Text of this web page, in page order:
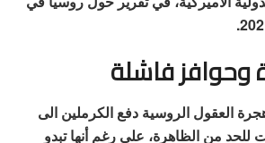
وحوافز فاشلة
العقول الروسية دفع الكرملين الى
للحد من الظاهرة، على رغم أنها تبدو